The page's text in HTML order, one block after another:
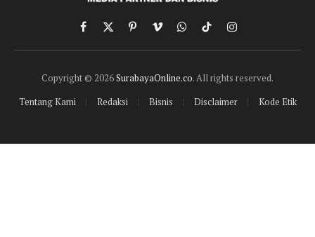
Facebook
X
(Twitter)
PinterestVimeoWhatsApp
TikTokInstagram
Copyright © 2026SurabayaOnline.co. All rights reserved.
Tentang Kami
Redaksi Bisnis Disclaimer Kode Etik